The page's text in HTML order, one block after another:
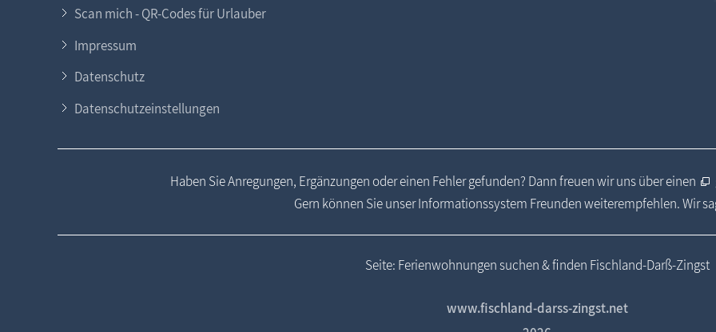
Scan mich - QR-Codes für Urlauber
Impressum
Datenschutz
Datenschutzeinstellungen
Haben Sie Anregungen, Ergänzungen oder einen Fehler gefunden? Dann freuen wir uns über einen
Gern können Sie unser Informationssystem Freunden weiterempfehlen. Wir
Seite: Ferienwohnungen suchen & finden Fischland-Darß-Zingst
www.fischland-darss-zingst.net